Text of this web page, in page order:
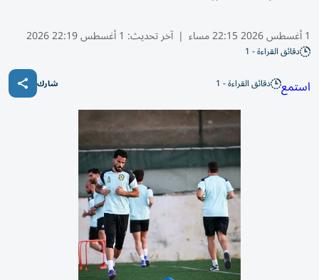
1 أغسطس 2026 22:15 مساء | آخر تحديث: 1 أغسطس 22:19 2026
دقائق القراءة - 1
استمع دقائق القراءة - 1 شارك